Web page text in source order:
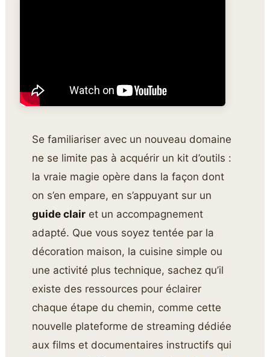
Se familiariser avec un nouveau domaine
ne se limite pas à acquérir un kit d’outils :
la vraie magie opère dans la façon dont
on s’en empare, en s’appuyant sur un
guide clair et un accompagnement
adapté. Que vous soyez tentée par la
décoration maison, la cuisine simple ou
une activité plus technique, sachez qu’il
existe des ressources pour éclairer
chaque étape du chemin, comme cette
nouvelle plateforme de streaming dédiée
aux films et documentaires instructifs qui